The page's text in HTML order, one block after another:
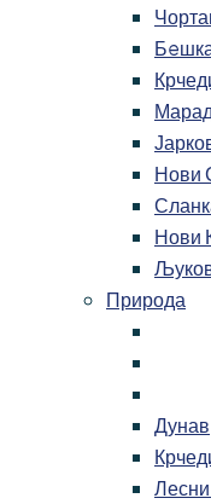
Нови
Нови
Природа
Дунав